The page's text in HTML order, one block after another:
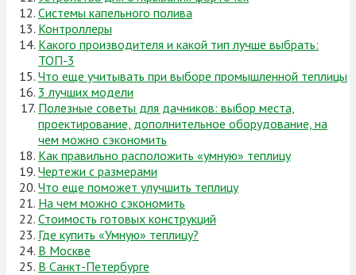
Системы капельного полива
Контроллеры
Какого производителя и какой тип лучше выбрать:
ТОП-3
Что еще учитывать при выборе промышленной теплицы
3 лучших модели
Полезные советы для дачников: выбор места,
проектирование, дополнительное оборудование, на
чем можно сэкономить
Как правильно расположить «умную» теплицу
Чертежи с размерами
Что еще поможет улучшить теплицу
На чем можно сэкономить
Стоимость готовых конструкций
Где купить «Умную» теплицу?
В Москве
В Санкт-Петербурге